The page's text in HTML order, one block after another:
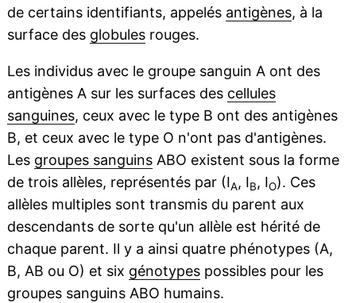
de certains identifiants, appelés antigènes, à la
surface des globulesrouges.
Les individus avec le groupe sanguin A ont des
antigènes A sur les surfaces des cellules
sanguines, ceux avec le type B ont des antigènes
B, et ceux avec le type O n'ont pas d'antigènes.
Les groupes sanguinsABO existent sous la forme
de trois allèles, représentés par (IA, IB, IO). Ces
allèles multiples sont transmis du parent aux
descendants de sorte qu'un allèle est hérité de
chaque parent. Il y a ainsi quatre phénotypes (A,
B, AB ou O) et six génotypespossibles pour les
groupes sanguins ABO humains.